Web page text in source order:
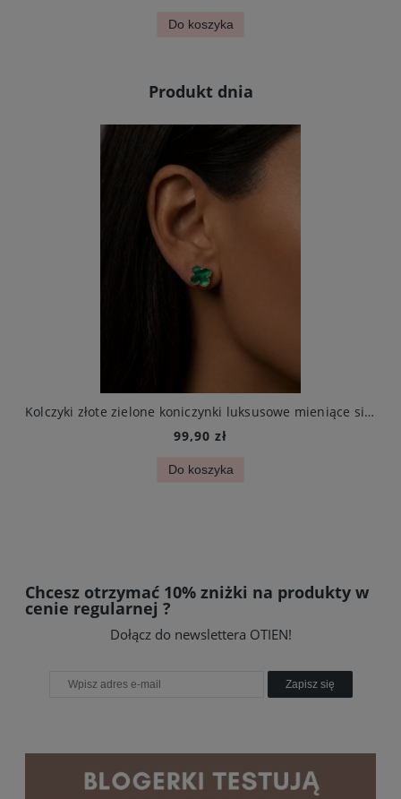
Do koszyka
Produkt dnia
Kolczyki złote zielone koniczynki luksusowe mieniące się stal jubilerska
99,90 zł
Do koszyka
Chcesz otrzymać 10% zniżki na produkty w
cenie regularnej ?
Dołącz do newslettera OTIEN!
Zapisz się